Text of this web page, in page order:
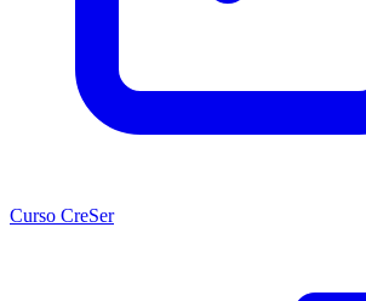
Curso CreSer